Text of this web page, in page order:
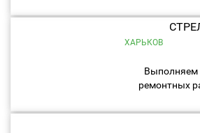
ремонт:
ХАРЬКОВ
Выполняем
ремонтных